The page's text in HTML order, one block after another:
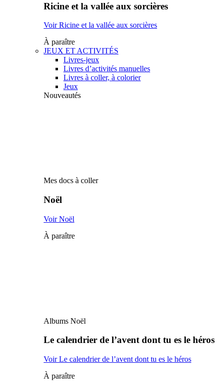
Ricine et la vallée aux sorcières
Voir Ricine et la vallée aux sorcières
À paraître
JEUX ET ACTIVITÉS
Livres-jeux
Livres d’activités manuelles
Livres à coller, à colorier
Jeux
Nouveautés
Mes docs à coller
Noël
Voir Noël
À paraître
Albums Noël
Le calendrier de l’avent dont tu es le héros
Voir Le calendrier de l’avent dont tu es le héros
À paraître